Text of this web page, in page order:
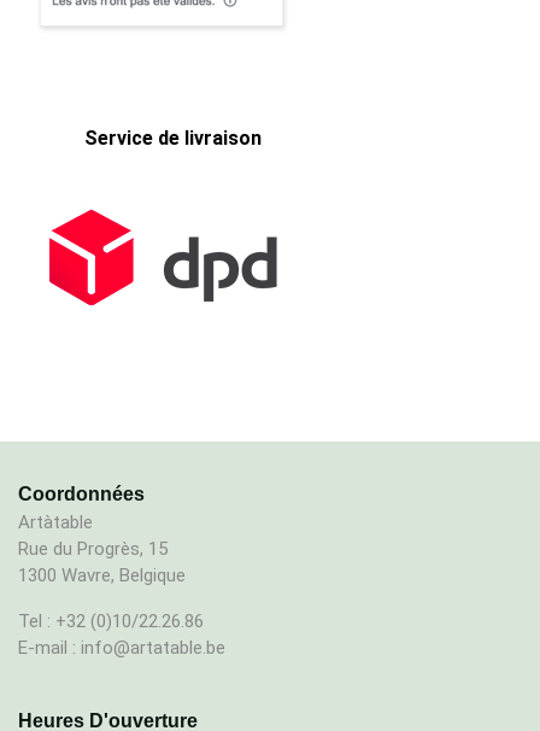
Service de livraison
Coordonnées
Artàtable
Rue du Progrès, 15
1300 Wavre, Belgique
Tel : +32 (0)10/22.26.86
E-mail : info@artatable.be
Heures D'ouverture